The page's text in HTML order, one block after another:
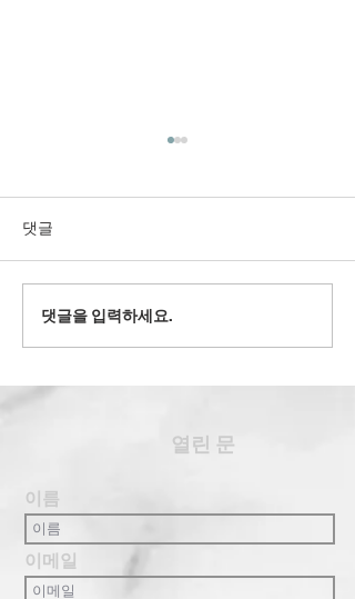
2024' 과테말라 여름 단기
선교
댓글
댓글을 입력하세요.
​열린 문
이름
이메일